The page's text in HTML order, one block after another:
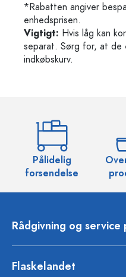
*Rabatten angiver
enhedsprisen.
Vigtigt: Hvis låg kan
separat. Sørg for, at
indkøbskurv.
Pålidelig
forsendelse
Rådgivning og service
Flaskelandet